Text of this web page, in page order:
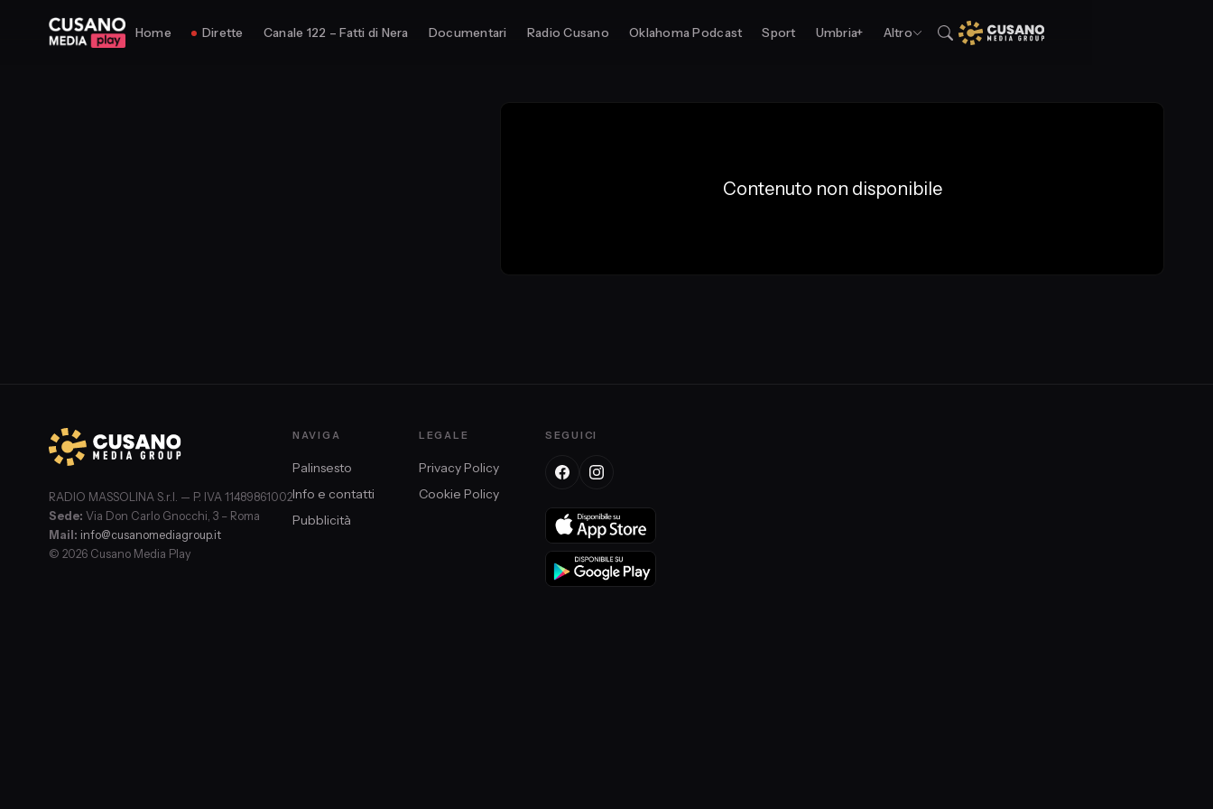
Home Dirette Canale 122 – Fatti di Nera Documentari Radio Cusano Oklahoma Podcast Sport Umbria+ Altro
Contenuto non disponibile
RADIO MASSOLINA S.r.l. — P. IVA 11489861002
Sede: Via Don Carlo Gnocchi, 3 – Roma
Mail: info@cusanomediagroup.it
© 2026 Cusano Media Play
NAVIGA
Palinsesto
Info e contatti
Pubblicità
LEGALE
Privacy Policy
Cookie Policy
SEGUICI